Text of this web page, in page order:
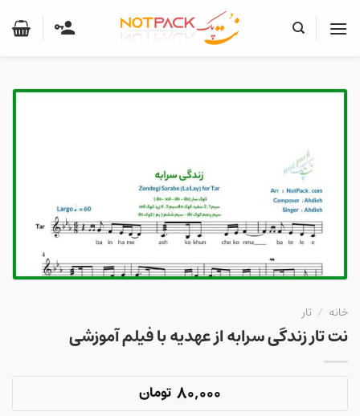
خانه / تار
نت تار زندگی سرابه از عهدیه با فیلم آموزشی
80,000 تومان